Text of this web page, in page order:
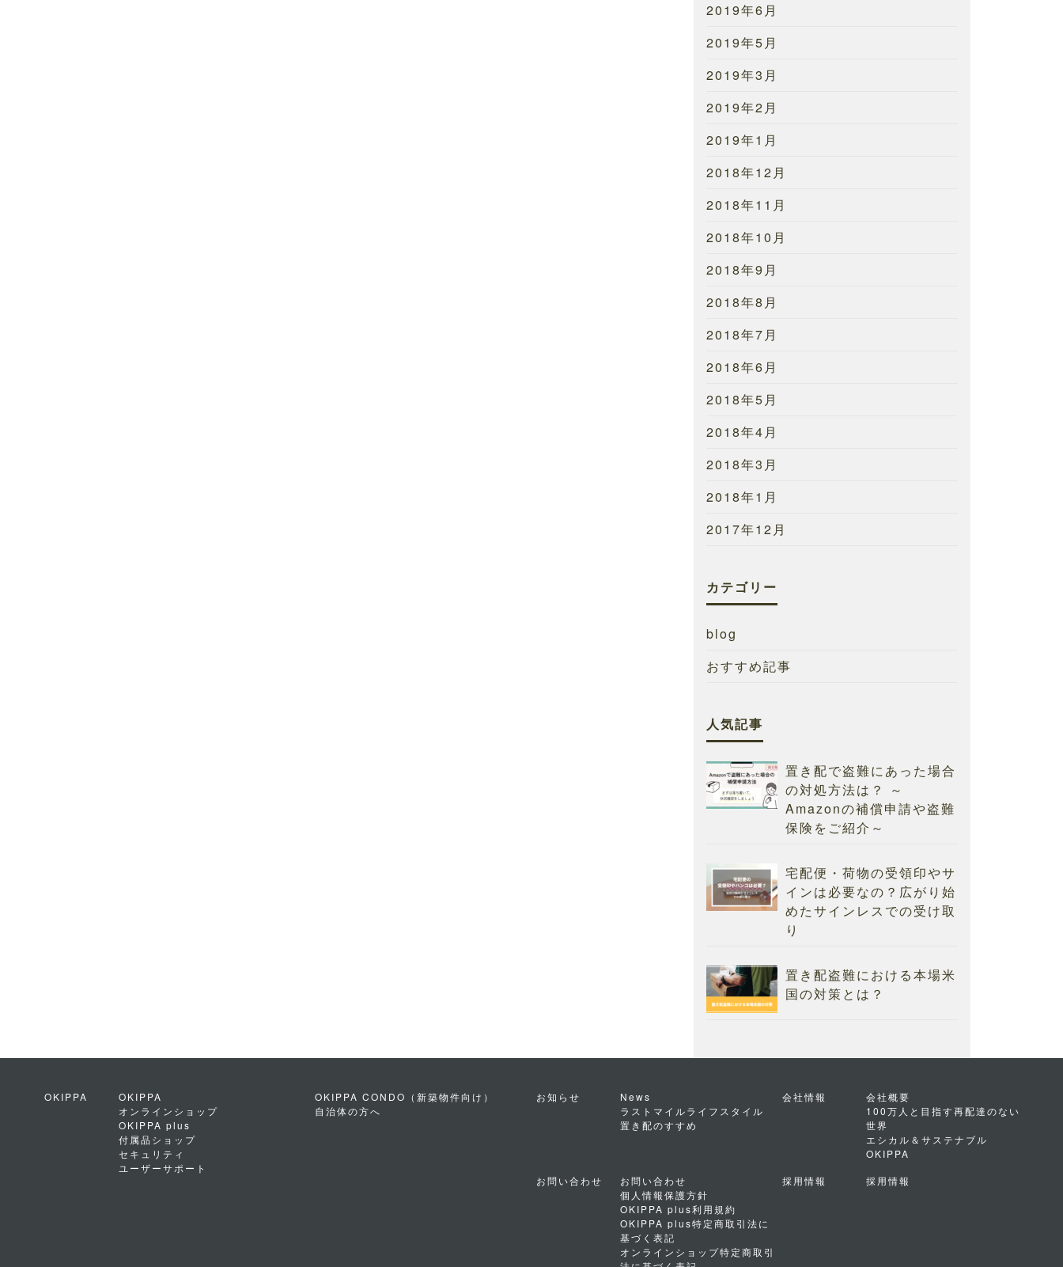
2019年6月
2019年5月
2019年3月
2019年2月
2019年1月
2018年12月
2018年11月
2018年10月
2018年9月
2018年8月
2018年7月
2018年6月
2018年5月
2018年4月
2018年3月
2018年1月
2017年12月
カテゴリー
blog
おすすめ記事
人気記事
置き配で盗難にあった場合
の対処方法は？ ～
Amazonの補償申請や盗難
保険をご紹介～
宅配便・荷物の受領印やサ
インは必要なの？広がり始
めたサインレスでの受け取
り
置き配盗難における本場米
国の対策とは？
OKIPPA
OKIPPA
オンラインショップ
OKIPPA plus
付属品ショップ
セキュリティ
ユーザーサポート
OKIPPA CONDO（新築物件向け）
自治体の方へ
お知らせ
News
ラストマイルライフスタイル
置き配のすすめ
会社情報
会社概要
100万人と目指す再配達のない
世界
エシカル＆サステナブル
OKIPPA
お問い合わせ
お問い合わせ
個人情報保護方針
OKIPPA plus利用規約
OKIPPA plus特定商取引法に
基づく表記
オンラインショップ特定商取引
採用情報 採用情報